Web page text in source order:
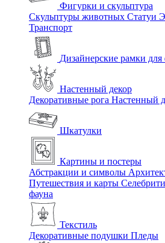
Фигурки и скульптура
Скульптуры животных Статуи
Транспорт
Дизайнерские рамки
Настенный декор
Декоративные рога Настенный
Шкатулки
Картины и постеры
Абстракции и символы
Путешествия и карты Селебрити
фауна
Текстиль
Декоративные подушки Пледы